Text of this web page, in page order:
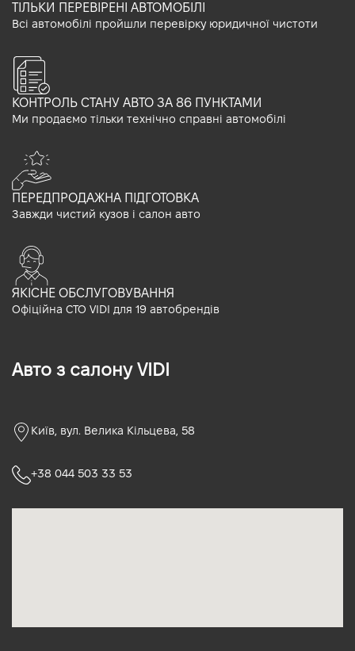
ТІЛЬКИ ПЕРЕВІРЕНІ АВТОМОБІЛІ
Всі автомобілі пройшли перевірку юридичної чистоти
КОНТРОЛЬ СТАНУ АВТО ЗА 86 ПУНКТАМИ
Ми продаємо тільки технічно справні автомобілі
ПЕРЕДПРОДАЖНА ПІДГОТОВКА
Завжди чистий кузов і салон авто
ЯКІСНЕ ОБСЛУГОВУВАННЯ
Офіційна СТО VIDI для 19 автобрендів
Авто з салону VIDI
Київ, вул. Велика Кільцева, 58
+38 044 503 33 53